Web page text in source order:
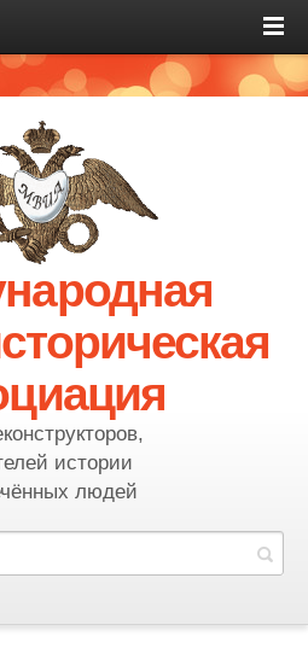
истории
людей